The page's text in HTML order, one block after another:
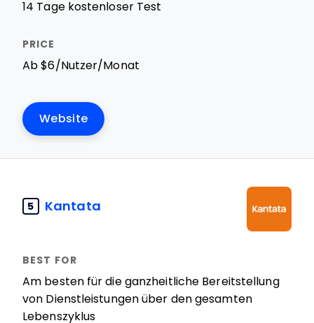
14 Tage kostenloser Test
Ab $6/Nutzer/Monat
Website
5 Kantata
Am besten für die ganzheitliche Bereitstellung
von Dienstleistungen über den gesamten
Lebenszyklus